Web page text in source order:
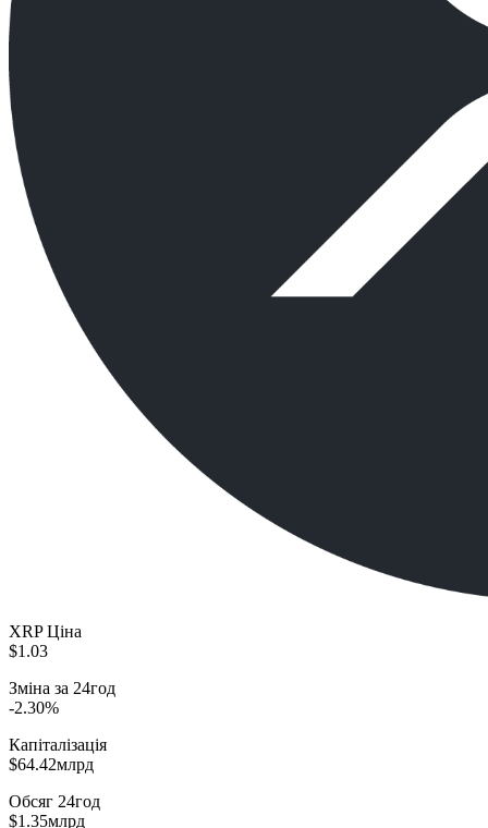
XRP Ціна
$1.03
Зміна за 24год
-2.30%
Капіталізація
$64.42млрд
Обсяг 24год
$1.35млрд